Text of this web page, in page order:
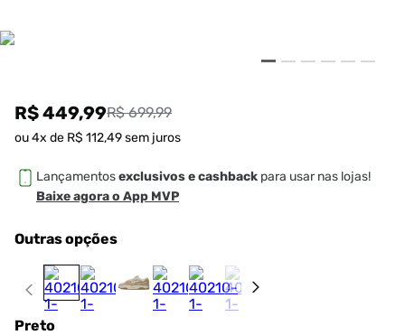
R$ 449,99R$ 699,99
ou4x de R$ 112,49sem juros
Lançamentosexclusivos e cashback para usar nas lojas!
Baixe agora o App MVP
Outras opções
Preto